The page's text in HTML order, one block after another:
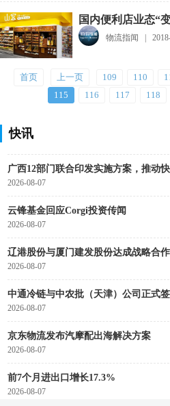
国内便利店业态“
物流指闻
首页 上一页 109 110
115
116 117 118
快讯
中远海运集团投资成立新能源航运公司
2026-08-07
中通快递粤港澳大湾区惠州转运中心投
中物流制造业供应链集成服务综合体项
2026-08-07
广西12部门联合印发实施方案，推动
2026-08-07
云锋基金回应Corgi投资传闻
2026-08-07
辽港股份与厦门建发股份达成战略合作
2026-08-07
中通冷链与中农批（天津）公司正式
2026-08-07
京东物流发布汽摩配出海解决方案
2026-08-07
前7个月进出口增长17.3%
2026-08-07